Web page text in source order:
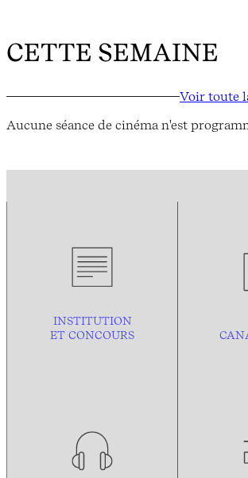
CETTE SEMAINE
Voir toute
Aucune séance de cinéma n'est
INSTITUTION
ET CONCOURS